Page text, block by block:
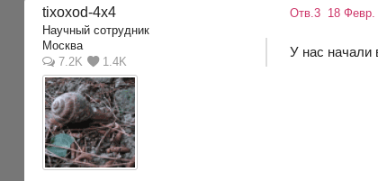
tixoxod-4x4
Научный сотрудник
Москва
7.2K
1.4K
Отв.3 18 Февр.
У нас начали